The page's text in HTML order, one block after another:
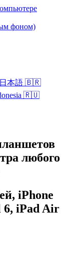
фоном)
本語 🇧🇷
🇷🇺
любого
iPhone
6, iPad Air